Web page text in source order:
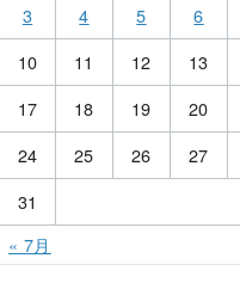
3
4 5 6
10
11 12 13
17
18 19 20
24
25 26 27
31
« 7月